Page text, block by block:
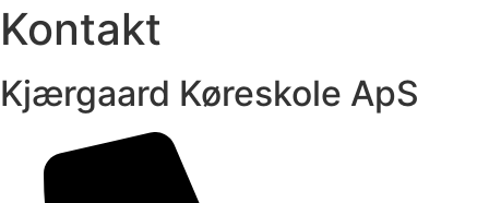
Kontakt
Kjærgaard Køreskole ApS